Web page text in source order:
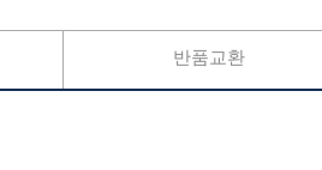
반품교환